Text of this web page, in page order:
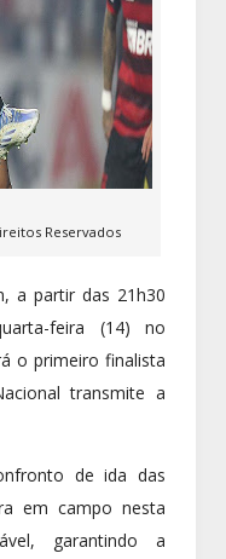
Reservados
a partir das 21h30
feira (14) no
o primeiro finalista
transmite a
de ida das
em campo nesta
garantindo a